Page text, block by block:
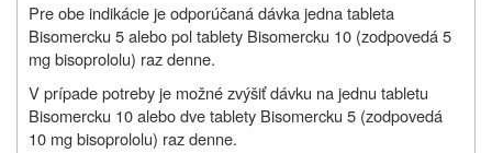
Pre obe indikácie je odporúčaná dávka jedna tableta
Bisomercku 5 alebo pol tablety Bisomercku 10 (zodpovedá 5
mg bisoprololu) raz denne.
V prípade potreby je možné zvýšiť dávku na jednu tabletu
Bisomercku 10 alebo dve tablety Bisomercku 5 (zodpovedá
10 mg bisoprololu) raz denne.